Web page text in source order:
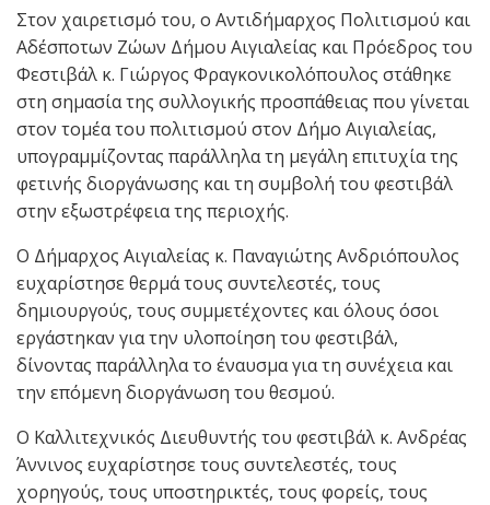
Στον χαιρετισμό του, ο Αντιδήμαρχος Πολιτισμού και
Αδέσποτων Ζώων Δήμου Αιγιαλείας και Πρόεδρος του
Φεστιβάλ κ. Γιώργος Φραγκονικολόπουλος στάθηκε
στη σημασία της συλλογικής προσπάθειας που γίνεται
στον τομέα του πολιτισμού στον Δήμο Αιγιαλείας,
υπογραμμίζοντας παράλληλα τη μεγάλη επιτυχία της
φετινής διοργάνωσης και τη συμβολή του φεστιβάλ
στην εξωστρέφεια της περιοχής.
Ο Δήμαρχος Αιγιαλείας κ. Παναγιώτης Ανδριόπουλος
ευχαρίστησε θερμά τους συντελεστές, τους
δημιουργούς, τους συμμετέχοντες και όλους όσοι
εργάστηκαν για την υλοποίηση του φεστιβάλ,
δίνοντας παράλληλα το έναυσμα για τη συνέχεια και
την επόμενη διοργάνωση του θεσμού.
Ο Καλλιτεχνικός Διευθυντής του φεστιβάλ κ. Ανδρέας
Άννινος ευχαρίστησε τους συντελεστές, τους
χορηγούς, τους υποστηρικτές, τους φορείς, τους